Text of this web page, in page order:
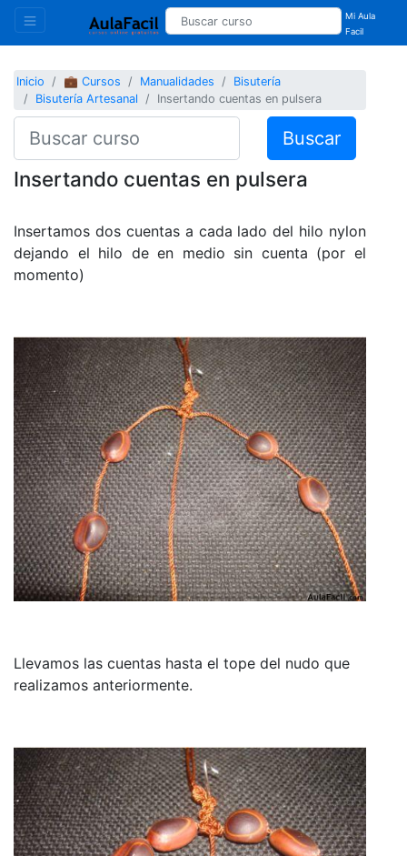
Mi Aula
Facil
Inicio 💼 Cursos Manualidades
Bisutería
Bisutería Artesanal
Insertando cuentas en pulsera
Buscar
Insertando cuentas en pulsera
Insertamos dos cuentas a cada lado del hilo nylon
dejando el hilo de en medio sin cuenta (por el
momento)
Llevamos las cuentas hasta el tope del nudo que
realizamos anteriormente.